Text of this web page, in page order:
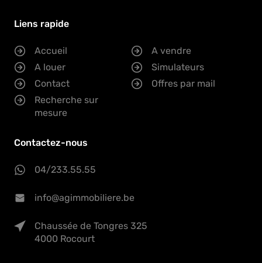
Liens rapide
Accueil
A vendre
A louer
Simulateurs
Contact
Offres par mail
Recherche sur
mesure
Contactez-nous
04/233.55.55
info@agimmobiliere.be
Chaussée de Tongres 325
4000 Rocourt